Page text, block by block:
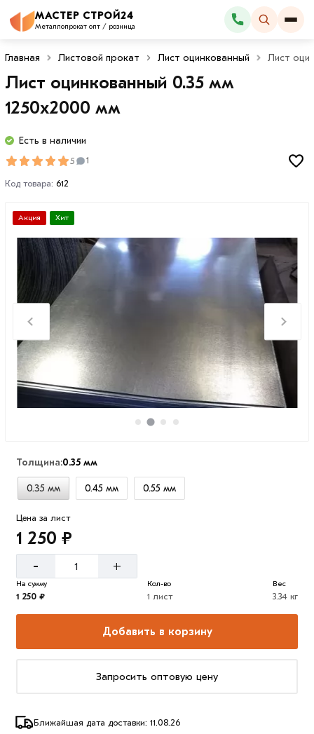
МАСТЕР СТРОЙ24
Металлопрокат опт / розница
Каталог
Главная Листовой прокат Лист оцинкованный Лист
Лист оцинкованный 0.35 мм
1250х2000 мм
Есть в наличии
5 1
Код товара: 612
Акция Хит
Толщина:0.35 мм
0.35 мм 0.45 мм 0.55 мм
Ближайшая дата доставки: 11.08.26
Цена за лист
1 250 ₽
- +
На сумму
1 250 ₽
Кол-во
1 лист
Вес
3.34 кг
Добавить в корзину
Запросить оптовую цену